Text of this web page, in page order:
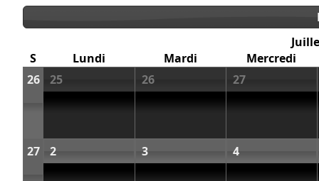
S
Lundi Mardi
Mercredi
26
25 26 27
27 2 3 4